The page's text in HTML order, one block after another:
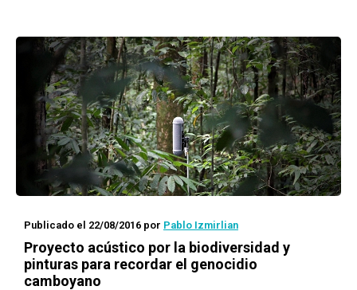
Publicado el 22/08/2016 por Pablo Izmirlian
Proyecto acústico por la biodiversidad y
pinturas para recordar el genocidio
camboyano